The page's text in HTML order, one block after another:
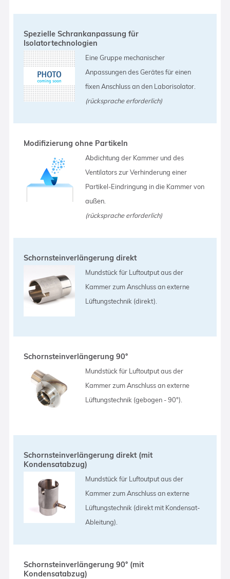
Spezielle Schrankanpassung für
Isolatortechnologien
Eine Gruppe mechanischer
Anpassungen des Gerätes für einen
fixen Anschluss an den Laborisolator.
(rücksprache erforderlich)
Modifizierung ohne Partikeln
Abdichtung der Kammer und des
Ventilators zur Verhinderung einer
Partikel-Eindringung in die Kammer von
außen.
(rücksprache erforderlich)
Schornsteinverlängerung direkt
Mundstück für Luftoutput aus der
Kammer zum Anschluss an externe
Lüftungstechnik (direkt).
Schornsteinverlängerung 90°
Mundstück für Luftoutput aus der
Kammer zum Anschluss an externe
Lüftungstechnik (gebogen - 90°).
Schornsteinverlängerung direkt (mit
Kondensatabzug)
Mundstück für Luftoutput aus der
Kammer zum Anschluss an externe
Lüftungstechnik (direkt mit Kondensat-
Ableitung).
Schornsteinverlängerung 90° (mit
Kondensatabzug)